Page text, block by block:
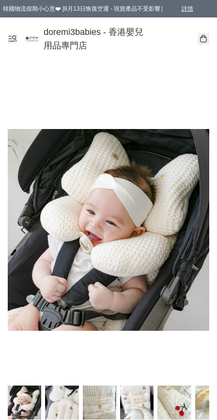
韓國物流假期小心意❤️ [8月13日恢復空運 - 現貨產品不受影響］ 詳情
新會員首張訂單滿$600即享9折優惠！(部份超優惠產品 & 品牌指定價除外)
doremi3babies - 香港嬰兒
用品專門店